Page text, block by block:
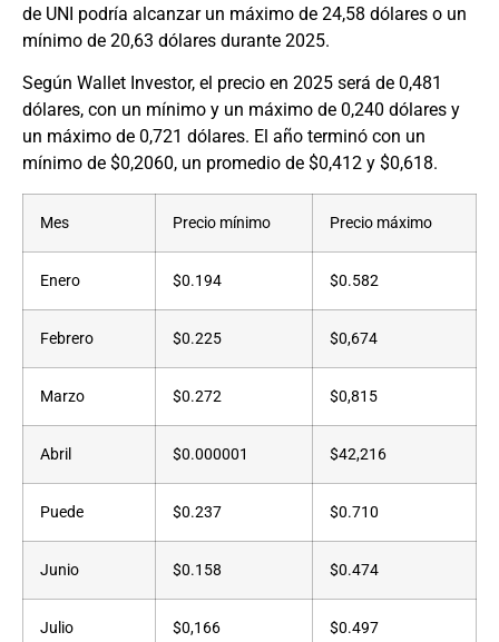
de UNI podría alcanzar un máximo de 24,58 dólares o un
mínimo de 20,63 dólares durante 2025.
Según Wallet Investor, el precio en 2025 será de 0,481
dólares, con un mínimo y un máximo de 0,240 dólares y
un máximo de 0,721 dólares. El año terminó con un
mínimo de $0,2060, un promedio de $0,412 y $0,618.
Mes Precio mínimo Precio máximo
Enero $0.194 $0.582
Febrero $0.225 $0,674
Marzo $0.272 $0,815
Abril $0.000001 $42,216
Puede $0.237 $0.710
Junio $0.158 $0.474
Julio $0,166 $0.497